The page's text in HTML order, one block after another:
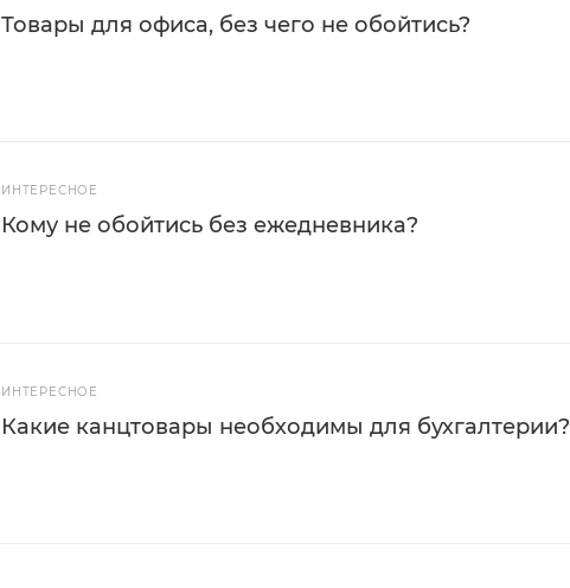
Товары для офиса, без чего не обойтись?
ИНТЕРЕСНОЕ
Кому не обойтись без ежедневника?
ИНТЕРЕСНОЕ
Какие канцтовары необходимы для бухгалтерии?